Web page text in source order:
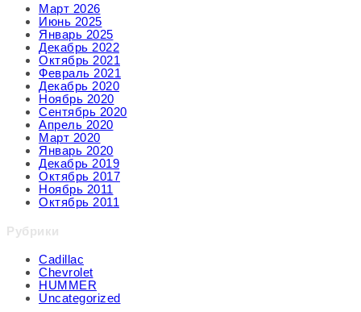
Март 2026
Июнь 2025
Январь 2025
Декабрь 2022
Октябрь 2021
Февраль 2021
Декабрь 2020
Ноябрь 2020
Сентябрь 2020
Апрель 2020
Март 2020
Январь 2020
Декабрь 2019
Октябрь 2017
Ноябрь 2011
Октябрь 2011
Рубрики
Cadillac
Chevrolet
HUMMER
Uncategorized